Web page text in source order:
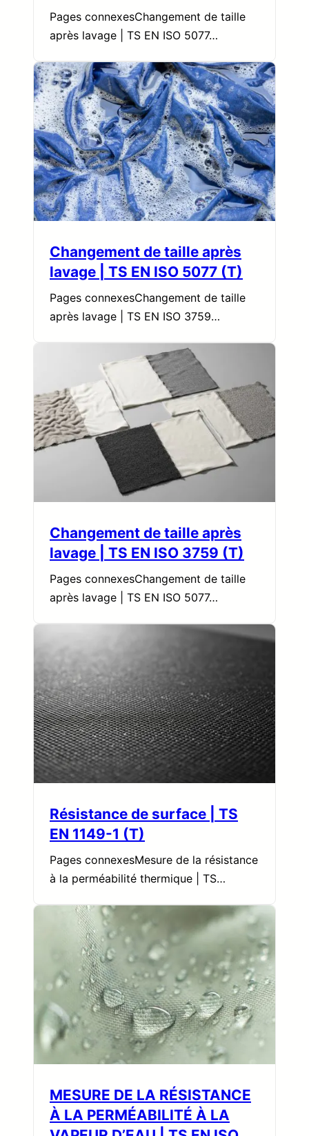
Pages connexesChangement de taille
après lavage | TS EN ISO 5077…
Changement de taille après
lavage | TS EN ISO 5077 (T)
Pages connexesChangement de taille
après lavage | TS EN ISO 3759…
Changement de taille après
lavage | TS EN ISO 3759 (T)
Pages connexesChangement de taille
après lavage | TS EN ISO 5077…
Résistance de surface | TS
EN 1149-1 (T)
Pages connexesMesure de la résistance
à la perméabilité thermique | TS…
MESURE DE LA RÉSISTANCE
À LA PERMÉABILITÉ À LA